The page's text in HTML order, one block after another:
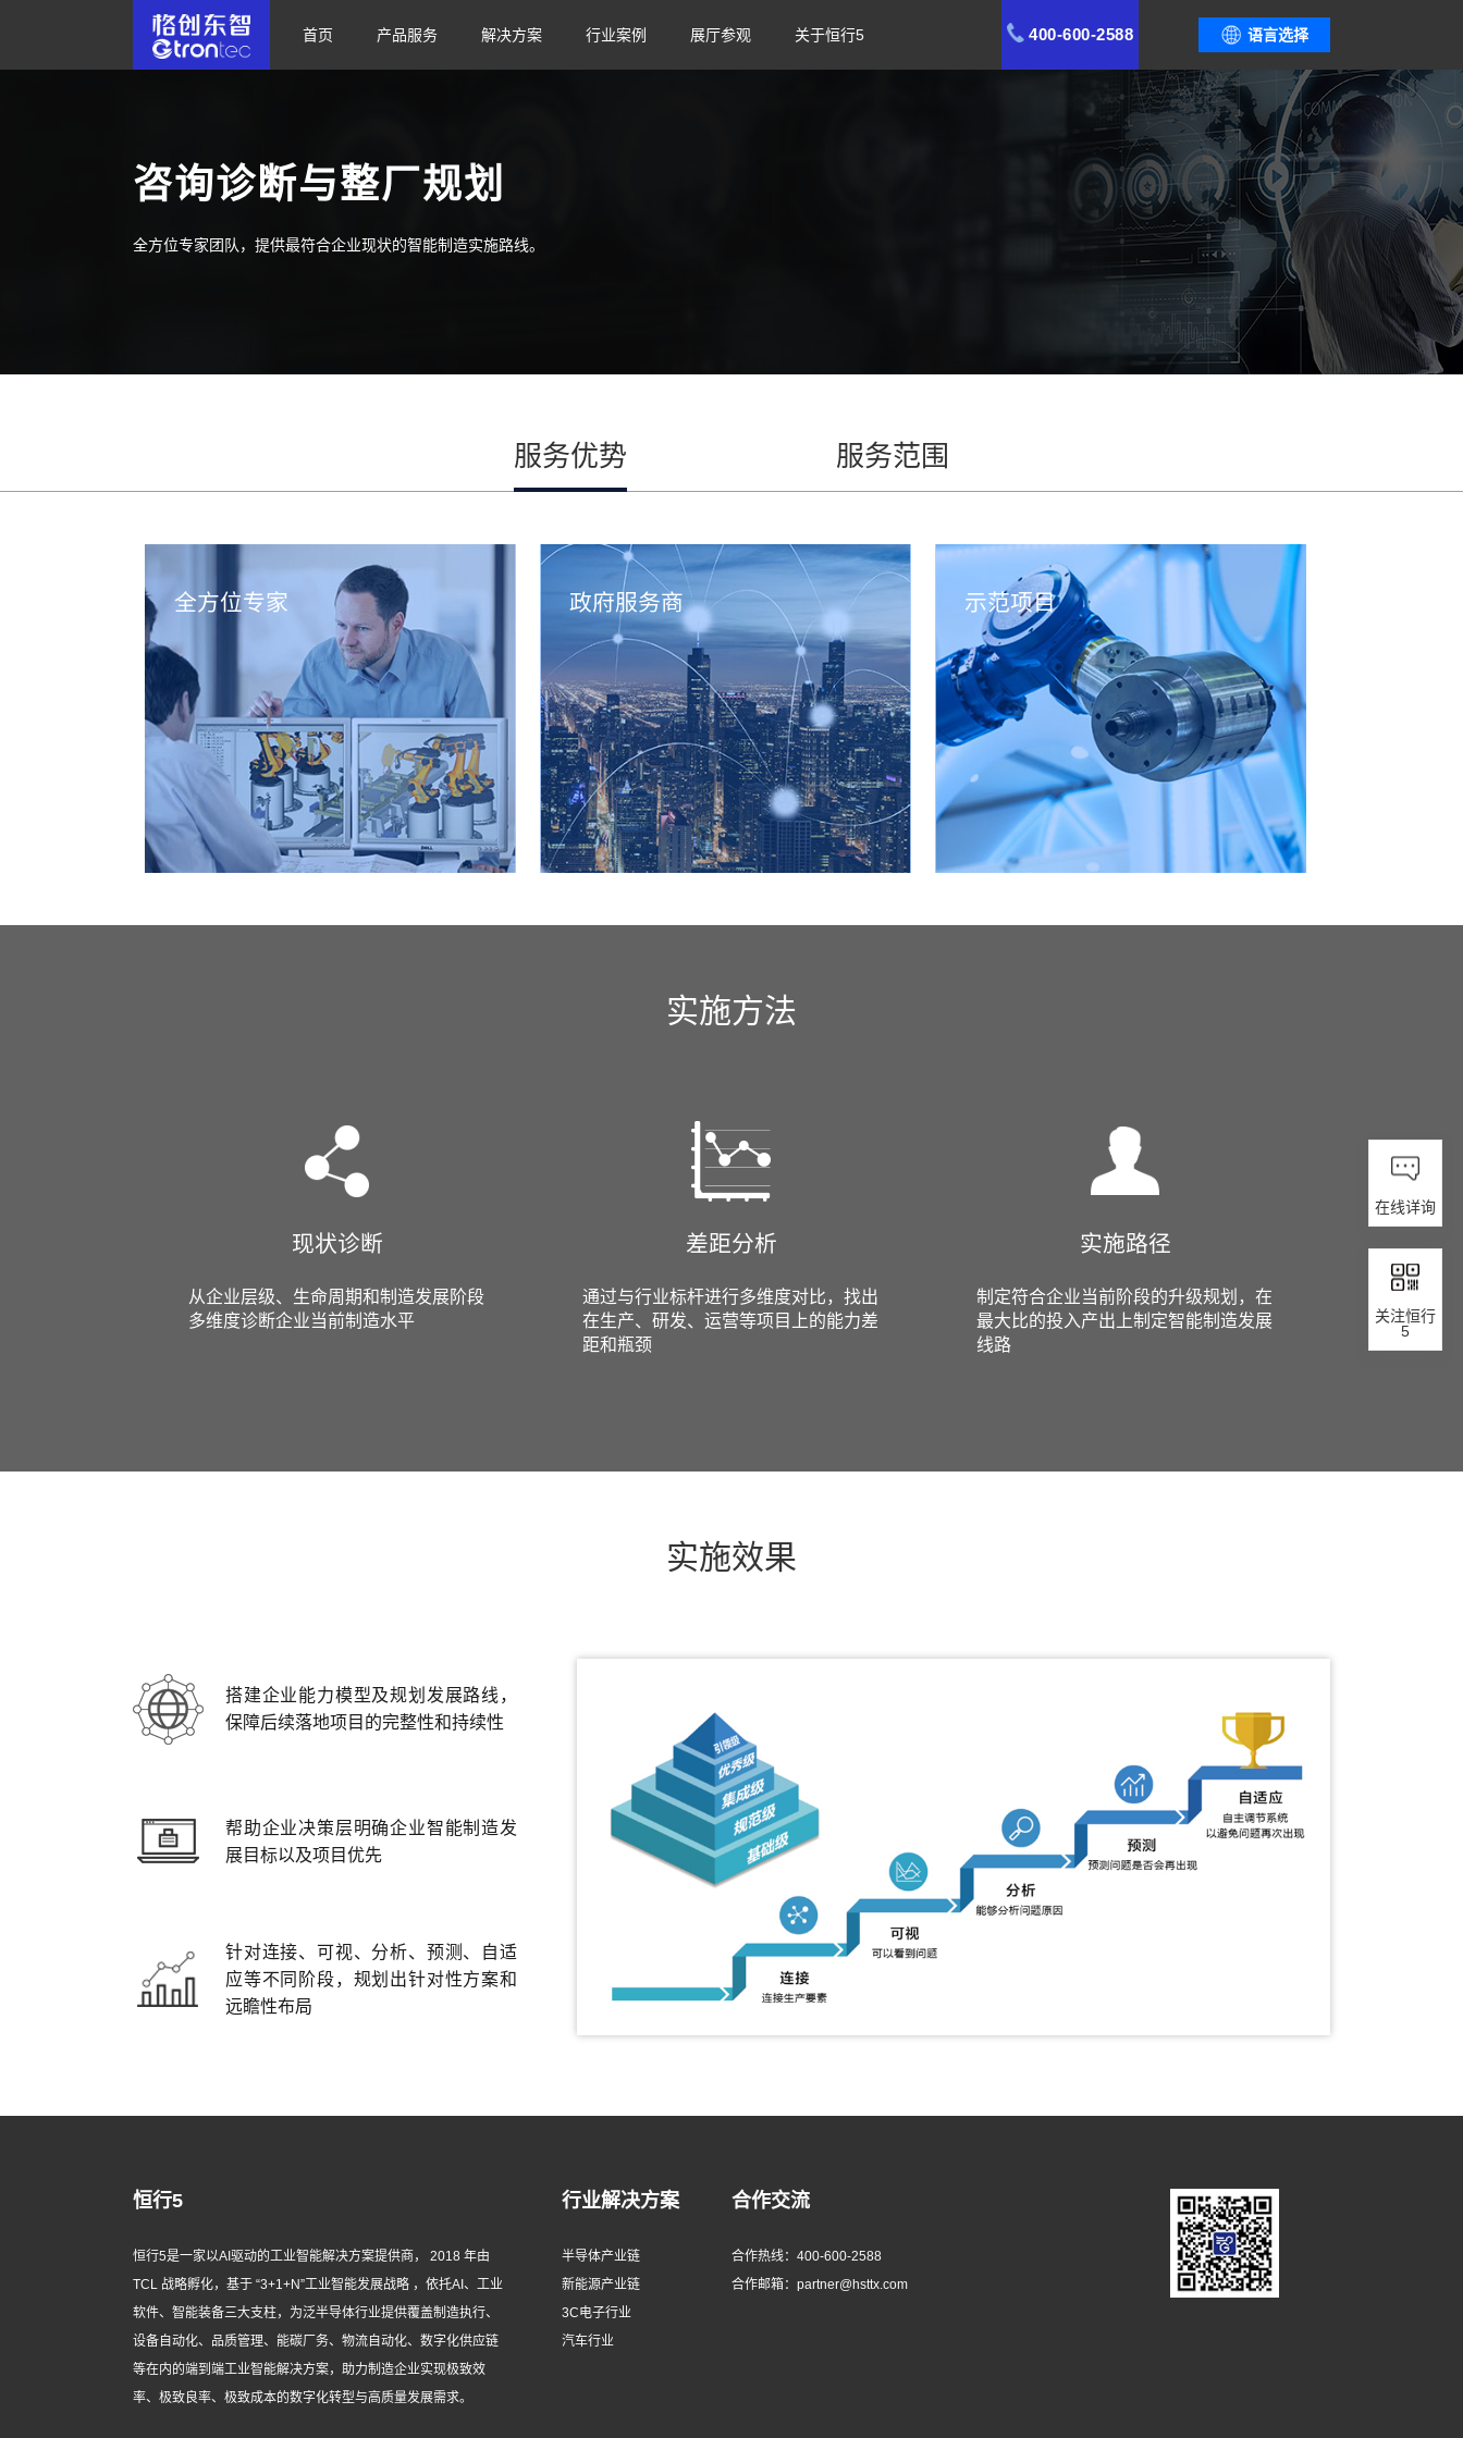
语言选择
400-600-2588
首页 产品服务 解决方案 行业案例 展厅参观 关于恒行5
咨询诊断与整厂规划
全方位专家团队，提供最符合企业现状的智能制造实施路线。
服务优势 服务范围
全方位专家 政府服务商 示范项目
实施方法
现状诊断
从企业层级、生命周期和制造发展阶段
多维度诊断企业当前制造水平
差距分析
通过与行业标杆进行多维度对比，找出
在生产、研发、运营等项目上的能力差
距和瓶颈
实施路径
制定符合企业当前阶段的升级规划，在
最大比的投入产出上制定智能制造发展
线路
实施效果
搭建企业能力模型及规划发展路线，
保障后续落地项目的完整性和持续性
帮助企业决策层明确企业智能制造发
展目标以及项目优先
针对连接、可视、分析、预测、自适
应等不同阶段，规划出针对性方案和
远瞻性布局
恒行5
恒行5是一家以AI驱动的工业智能解决方案提供商， 2018 年由
TCL 战略孵化，基于 “3+1+N”工业智能发展战略 ，依托AI、工业
软件、智能装备三大支柱，为泛半导体行业提供覆盖制造执行、
设备自动化、品质管理、能碳厂务、物流自动化、数字化供应链
等在内的端到端工业智能解决方案，助力制造企业实现极致效
率、极致良率、极致成本的数字化转型与高质量发展需求。
行业解决方案
半导体产业链
新能源产业链
3C电子行业
汽车行业
合作交流
合作热线：400-600-2588
合作邮箱：partner@hsttx.com
在线详询
关注恒行
5